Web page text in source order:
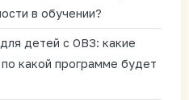
в обучении?
детей с ОВЗ: какие
какой программе будет